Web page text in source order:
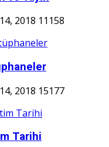
2018 11158
2018 15177
Tarihi